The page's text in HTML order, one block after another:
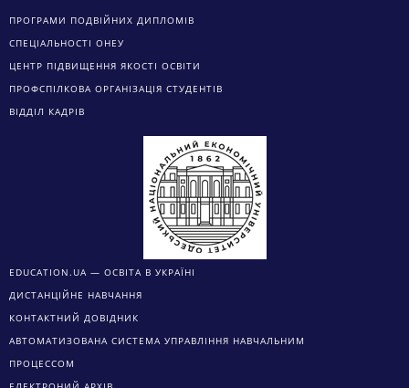
ПРОГРАМИ ПОДВІЙНИХ ДИПЛОМІВ
СПЕЦІАЛЬНОСТІ ОНЕУ
ЦЕНТР ПІДВИЩЕННЯ ЯКОСТІ ОСВІТИ
ПРОФСПІЛКОВА ОРГАНІЗАЦІЯ СТУДЕНТІВ
ВІДДІЛ КАДРІВ
EDUCATION.UA — ОСВІТА В УКРАЇНІ
ДИСТАНЦІЙНЕ НАВЧАННЯ
КОНТАКТНИЙ ДОВІДНИК
АВТОМАТИЗОВАНА СИСТЕМА УПРАВЛІННЯ НАВЧАЛЬНИМ
ПРОЦЕССОМ